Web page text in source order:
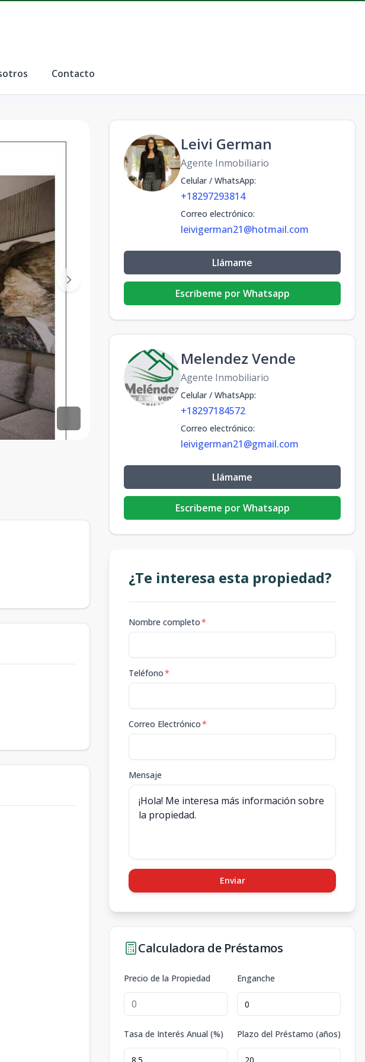
Leivi German
Agente Inmobiliario
Celular / WhatsApp:
+18297293814
Correo electrónico:
leivigerman21@hotmail.com
Llámame
Escribeme por Whatsapp
Melendez Vende
Agente Inmobiliario
Celular / WhatsApp:
+18297184572
Correo electrónico:
leivigerman21@gmail.com
Llámame
Escribeme por Whatsapp
¿Te interesa esta propiedad?
Nombre completo*
Teléfono*
Correo Electrónico*
Mensaje
Enviar
Calculadora de Préstamos
Precio de la Propiedad Enganche
Tasa de Interés Anual (%) Plazo del Préstamo (años)